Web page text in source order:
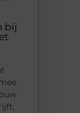
bij